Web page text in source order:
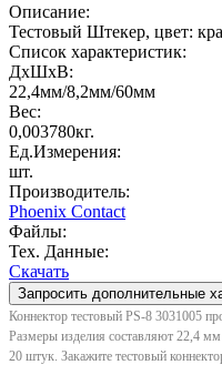
Описание:
Тестовый Штекер, цвет:
Список характеристик:
ДxШxВ:
22,4мм/8,2мм/60мм
Вес:
0,003780кг.
Ед.Измерения:
шт.
Производитель:
Phoenix Contact
Файлы:
Тех. Данные:
Скачать
Запросить дополнительные
Коннектор тестовый PS-8 3031005
Размеры изделия составляют 22,4
20 штук. Закажите тестовый